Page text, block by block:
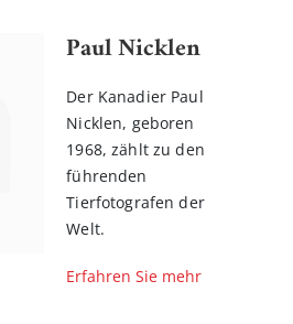
Paul Nicklen
Der Kanadier Paul
Nicklen, geboren
1968, zählt zu den
führenden
Tierfotografen der
Welt.
Erfahren Sie mehr